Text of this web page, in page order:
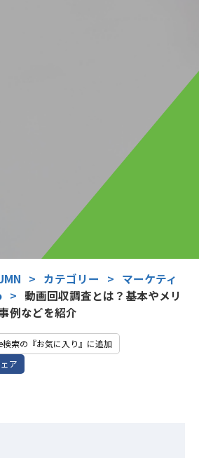
> カテゴリー > マーケティ
> 動画回収調査とは？基本やメリ
例などを紹介
索の『お気に入り』に追加
ア